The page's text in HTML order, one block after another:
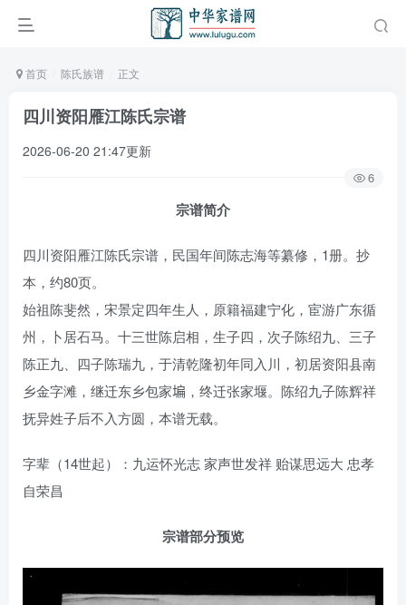
首页 陈氏族谱 正文
四川资阳雁江陈氏宗谱
2026-06-20 21:47更新
6
宗谱简介
四川资阳雁江陈氏宗谱，民国年间陈志海等纂修，1册。抄
本，约80页。
始祖陈斐然，宋景定四年生人，原籍福建宁化，宦游广东循
州，卜居石马。十三世陈启相，生子四，次子陈绍九、三子
陈正九、四子陈瑞九，于清乾隆初年同入川，初居资阳县南
乡金字滩，继迁东乡包家𡎚，终迁张家堰。陈绍九子陈辉祥
抚异姓子后不入方圆，本谱无载。
字辈（14世起）：九运怀光志 家声世发祥 贻谋思远大 忠孝
自荣昌
宗谱部分预览